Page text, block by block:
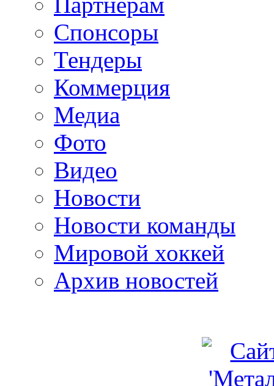
Спонсоры
Тендеры
Коммерция
Медиа
Фото
Видео
Новости
Новости команды
Мировой хоккей
Архив новостей